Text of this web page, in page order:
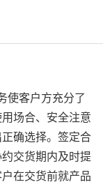
使客户方充分了
场合、安全注意
确选择。签定合
交货期内及时提
在交货前就产品